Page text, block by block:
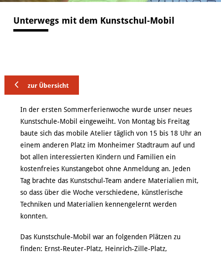
Unterwegs mit dem Kunstschul-Mobil
zur Übersicht
In der ersten Sommerferienwoche wurde unser neues
Kunstschule-Mobil eingeweiht. Von Montag bis Freitag
baute sich das mobile Atelier täglich von 15 bis 18 Uhr an
einem anderen Platz im Monheimer Stadtraum auf und
bot allen interessierten Kindern und Familien ein
kostenfreies Kunstangebot ohne Anmeldung an. Jeden
Tag brachte das Kunstschul-Team andere Materialien mit,
so dass über die Woche verschiedene, künstlerische
Techniken und Materialien kennengelernt werden
konnten.
Das Kunstschule-Mobil war an folgenden Plätzen zu
finden: Ernst-Reuter-Platz, Heinrich-Zille-Platz,